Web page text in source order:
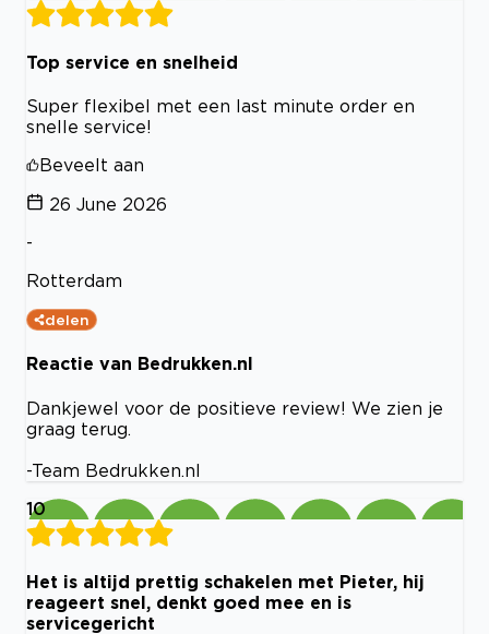
Top service en snelheid
Super flexibel met een last minute order en
snelle service!
Beveelt aan
26 June 2026
-
Rotterdam
delen
Reactie van Bedrukken.nl
Dankjewel voor de positieve review! We zien je
graag terug.
-Team Bedrukken.nl
10
Het is altijd prettig schakelen met Pieter, hij
reageert snel, denkt goed mee en is
servicegericht